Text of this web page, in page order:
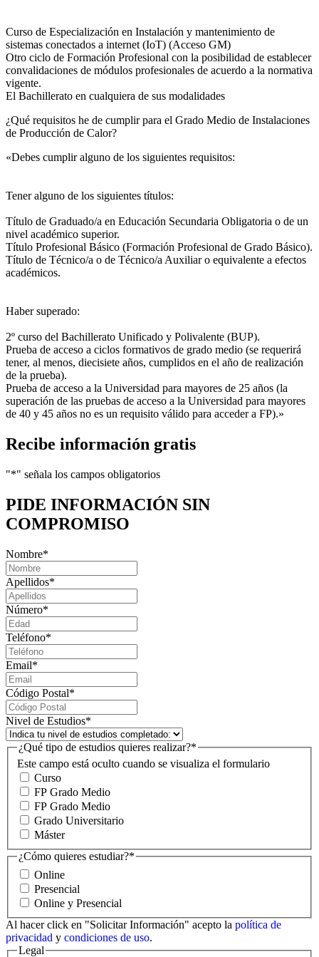
Curso de Especialización en Instalación y mantenimiento de
sistemas conectados a internet (IoT) (Acceso GM)
Otro ciclo de Formación Profesional con la posibilidad de establecer
convalidaciones de módulos profesionales de acuerdo a la normativa
vigente.
El Bachillerato en cualquiera de sus modalidades
¿Qué requisitos he de cumplir para el Grado Medio de Instalaciones
de Producción de Calor?
«Debes cumplir alguno de los siguientes requisitos:
Tener alguno de los siguientes títulos:
Título de Graduado/a en Educación Secundaria Obligatoria o de un
nivel académico superior.
Título Profesional Básico (Formación Profesional de Grado Básico).
Título de Técnico/a o de Técnico/a Auxiliar o equivalente a efectos
académicos.
Haber superado:
2º curso del Bachillerato Unificado y Polivalente (BUP).
Prueba de acceso a ciclos formativos de grado medio (se requerirá
tener, al menos, diecisiete años, cumplidos en el año de realización
de la prueba).
Prueba de acceso a la Universidad para mayores de 25 años (la
superación de las pruebas de acceso a la Universidad para mayores
de 40 y 45 años no es un requisito válido para acceder a FP).»
Recibe información gratis
"*" señala los campos obligatorios
PIDE INFORMACIÓN SIN
COMPROMISO
Nombre*
Apellidos*
Número*
Teléfono*
Email*
Código Postal*
Nivel de Estudios*
Este campo está oculto cuando se visualiza el formulario
¿Qué tipo de estudios quieres realizar?*
Curso
FP Grado Medio
FP Grado Medio
Grado Universitario
Máster
¿Cómo quieres estudiar?*
Online
Presencial
Online y Presencial
Al hacer click en "Solicitar Información" acepto la política de
privacidad y condiciones de uso.
Legal